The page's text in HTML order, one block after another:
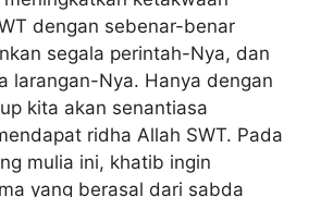
dengan sebenar-benar
segala perintah-Nya, dan
larangan-Nya. Hanya dengan
kita akan senantiasa
ridha Allah SWT. Pada
mulia ini, khatib ingin
yang berasal dari sabda